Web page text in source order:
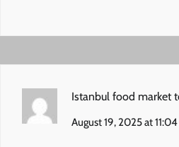
Istanbul food market
August 19, 2025 at